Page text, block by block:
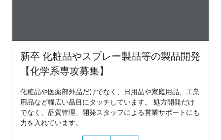
新卒 化粧品やスプレー製品等の製品開発
【化学系専攻募集】
化粧品や医薬部外品だけでなく、日用品や家庭用品、工業
用品など幅広い品目にタッチしています。 処方開発だけ
でなく、品質管理、開発スタッフによる営業サポートにも
力を入れています。